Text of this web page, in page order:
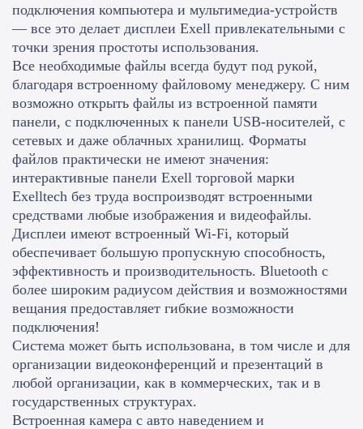
подключения компьютера и мультимедиа-устройств
— все это делает дисплеи Exell привлекательными с
точки зрения простоты использования.
Все необходимые файлы всегда будут под рукой,
благодаря встроенному файловому менеджеру. С ним
возможно открыть файлы из встроенной памяти
панели, с подключенных к панели USB-носителей, с
сетевых и даже облачных хранилищ. Форматы
файлов практически не имеют значения:
интерактивные панели Exell торговой марки
Exelltech без труда воспроизводят встроенными
средствами любые изображения и видеофайлы.
Дисплеи имеют встроенный Wi-Fi, который
обеспечивает большую пропускную способность,
эффективность и производительность. Bluetooth с
более широким радиусом действия и возможностями
вещания предоставляет гибкие возможности
подключения!
Система может быть использована, в том числе и для
организации видеоконференций и презентаций в
любой организации, как в коммерческих, так и в
государственных структурах.
Встроенная камера с авто наведением и